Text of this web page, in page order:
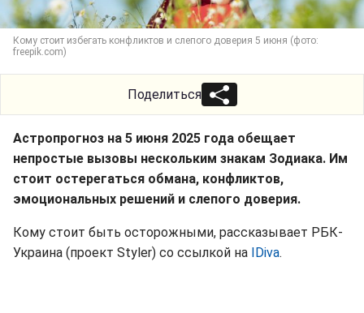
Кому стоит избегать конфликтов и слепого доверия 5 июня (фото:
freepik.com)
Поделиться
Астропрогноз на 5 июня 2025 года обещает
непростые вызовы нескольким знакам Зодиака. Им
стоит остерегаться обмана, конфликтов,
эмоциональных решений и слепого доверия.
Кому стоит быть осторожными, рассказывает РБК-
Украина (проект Styler) со ссылкой на
IDiva.